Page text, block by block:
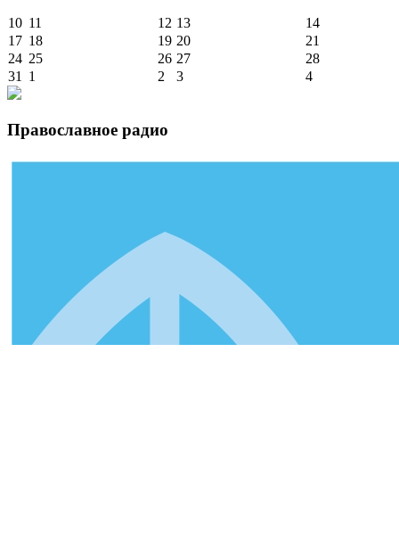
10 11 12 13
14
17 18 19 20
21
24 25 26 27
28
31 1 2 3 4
Православное радио